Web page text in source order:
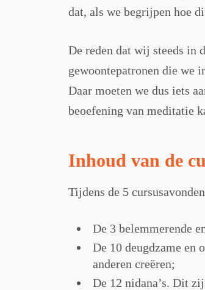
dat, als we begrijpen hoe
De reden dat wij steeds in
gewoontepatronen die we
Daar moeten we dus iets
beoefening van meditatie
Inhoud van de
Tijdens de 5
De 3 belemmerende
De 10 deugdzame en
anderen creëren;
De 12 nidana’s. Dit